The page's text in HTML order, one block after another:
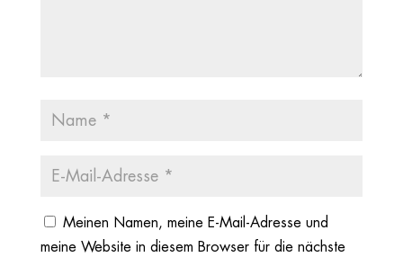
Meinen Namen, meine E-Mail-Adresse und
meine Website in diesem Browser für die nächste